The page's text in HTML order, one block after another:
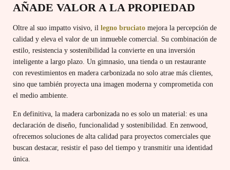
AÑADE VALOR A LA PROPIEDAD
Oltre al suo impatto visivo, il legno bruciato mejora la percepción de
calidad y eleva el valor de un inmueble comercial. Su combinación de
estilo, resistencia y sostenibilidad la convierte en una inversión
inteligente a largo plazo. Un gimnasio, una tienda o un restaurante
con revestimientos en madera carbonizada no solo atrae más clientes,
sino que también proyecta una imagen moderna y comprometida con
el medio ambiente.
En definitiva, la madera carbonizada no es solo un material: es una
declaración de diseño, funcionalidad y sostenibilidad. En zenwood,
ofrecemos soluciones de alta calidad para proyectos comerciales que
buscan destacar, resistir el paso del tiempo y transmitir una identidad
única.